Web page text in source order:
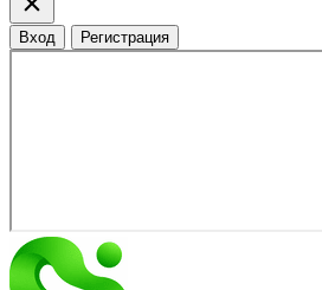
Вход Регистрация